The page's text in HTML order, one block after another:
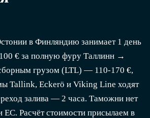
в Финляндию занимает 1 день
€ за полную фуру Таллинн →
грузом (LTL) — 110-170 €,
Tallink, Eckerö и Viking Line ходят
залива — 2 часа. Таможни нет
ЕС. Расчёт стоимости присылаем в